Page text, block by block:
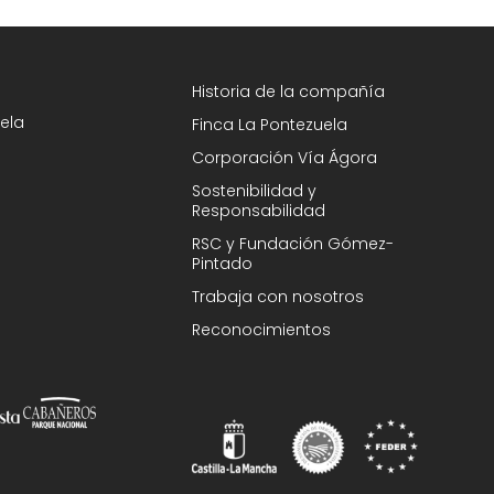
Historia de la compañía
Finca La Pontezuela
Corporación Vía Ágora
Sostenibilidad y
Responsabilidad
RSC y Fundación Gómez-
Pintado
Trabaja con nosotros
Reconocimientos